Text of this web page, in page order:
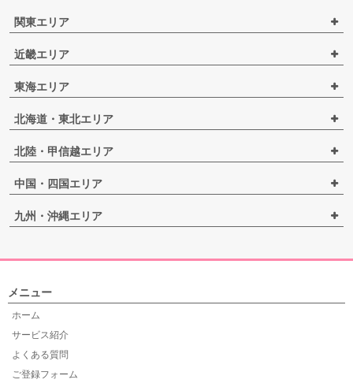
関東エリア
近畿エリア
東海エリア
北海道・東北エリア
北陸・甲信越エリア
中国・四国エリア
九州・沖縄エリア
メニュー
ホーム
サービス紹介
よくある質問
ご登録フォーム